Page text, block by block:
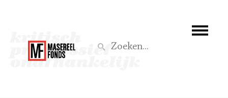
Wat we doen